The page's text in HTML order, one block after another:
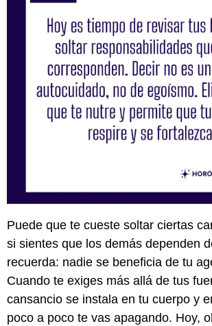
Puede que te cueste soltar ciertas
si sientes que los demás dependen
recuerda: nadie se beneficia de tu
Cuando te exiges más allá de tus
cansancio se instala en tu cuerpo y
poco a poco te vas apagando. Hoy,